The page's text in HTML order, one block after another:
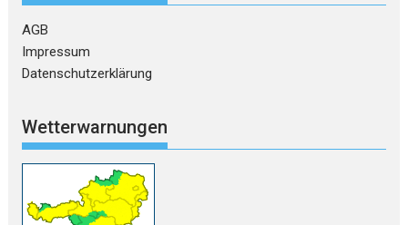
AGB
Impressum
Datenschutzerklärung
Wetterwarnungen